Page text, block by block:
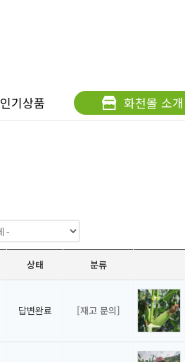
인기상품 화천몰 소개
상태 분류
답변완료 [재고 문의]